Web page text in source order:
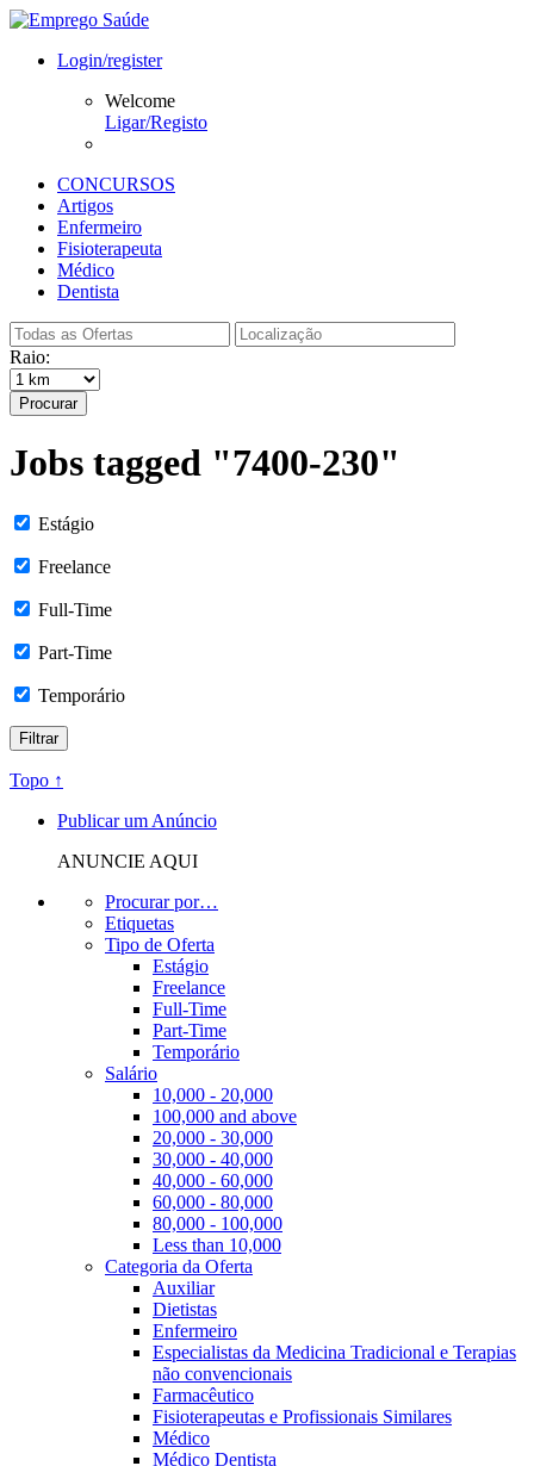
Login/register
Welcome
Ligar/Registo
CONCURSOS
Artigos
Enfermeiro
Fisioterapeuta
Médico
Dentista
Raio:
Procurar
Jobs tagged "7400-230"
Estágio
Freelance
Full-Time
Part-Time
Temporário
Topo ↑
Publicar um Anúncio
ANUNCIE AQUI
Procurar por…
Etiquetas
Tipo de Oferta
Estágio
Freelance
Full-Time
Part-Time
Temporário
Salário
10,000 - 20,000
100,000 and above
20,000 - 30,000
30,000 - 40,000
40,000 - 60,000
60,000 - 80,000
80,000 - 100,000
Less than 10,000
Categoria da Oferta
Auxiliar
Dietistas
Enfermeiro
Especialistas da Medicina Tradicional e Terapias
não convencionais
Farmacêutico
Fisioterapeutas e Profissionais Similares
Médico
Médico Dentista